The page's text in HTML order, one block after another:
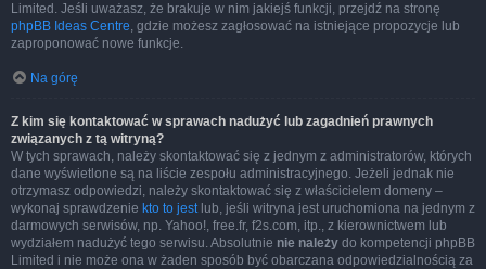
Limited. Jeśli uważasz, że brakuje w nim jakiejś funkcji, przejdź na stronę
phpBB Ideas Centre, gdzie możesz zagłosować na istniejące propozycje lub
zaproponować nowe funkcje.
Na górę
Z kim się kontaktować w sprawach nadużyć lub zagadnień prawnych
związanych z tą witryną?
W tych sprawach, należy skontaktować się z jednym z administratorów, których
dane wyświetlone są na liście zespołu administracyjnego. Jeżeli jednak nie
otrzymasz odpowiedzi, należy skontaktować się z właścicielem domeny –
wykonaj sprawdzenie kto to jestlub, jeśli witryna jest uruchomiona na jednym z
darmowych serwisów, np. Yahoo!, free.fr, f2s.com, itp., z kierownictwem lub
wydziałem nadużyć tego serwisu. Absolutnie nie należy do kompetencji phpBB
Limited i nie może ona w żaden sposób być obarczana odpowiedzialnością za